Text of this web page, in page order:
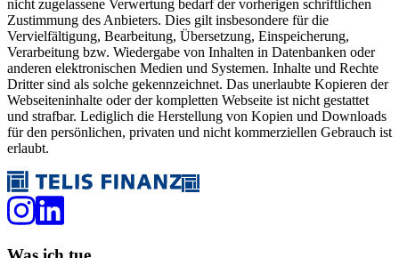
nicht zugelassene Verwertung bedarf der vorherigen schriftlichen
Zustimmung des Anbieters. Dies gilt insbesondere für die
Vervielfältigung, Bearbeitung, Übersetzung, Einspeicherung,
Verarbeitung bzw. Wiedergabe von Inhalten in Datenbanken oder
anderen elektronischen Medien und Systemen. Inhalte und Rechte
Dritter sind als solche gekennzeichnet. Das unerlaubte Kopieren der
Webseiteninhalte oder der kompletten Webseite ist nicht gestattet
und strafbar. Lediglich die Herstellung von Kopien und Downloads
für den persönlichen, privaten und nicht kommerziellen Gebrauch ist
erlaubt.